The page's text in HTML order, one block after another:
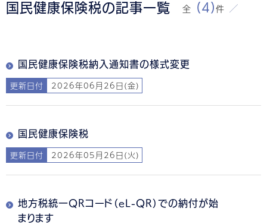
国民健康保険税の記事一覧 全 (4)件
国民健康保険税納入通知書の様式変更
更新日付 2026年06月26日(金)
国民健康保険税
更新日付 2026年05月26日(火)
地方税統一QRコード（eL-QR）での納付が始
まります